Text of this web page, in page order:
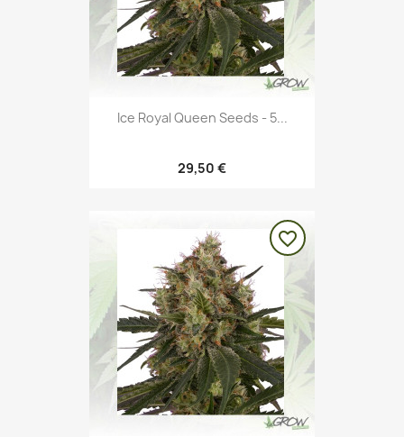
Ice Royal Queen Seeds - 5...
29,50 €
favorite_border